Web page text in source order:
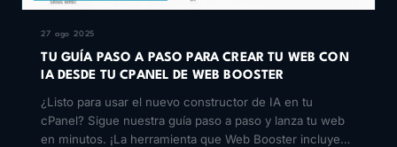
27 ago 2025
TU GUÍA PASO A PASO PARA CREAR TU WEB CON
IA DESDE TU CPANEL DE WEB BOOSTER
¿Listo para usar el nuevo constructor de IA en tu
cPanel? Sigue nuestra guía paso a paso y lanza tu web
en minutos. ¡La herramienta que Web Booster incluye